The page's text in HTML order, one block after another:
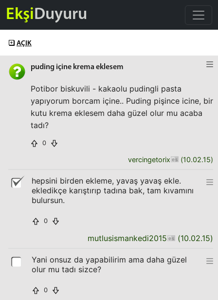
EkşiDuyuru
AÇIK
puding içine krema eklesem
Potibor biskuvili - kakaolu pudingli pasta
yapıyorum borcam içine.. Puding pişince icine, bir
kutu krema eklesem daha güzel olur mu acaba
tadı?
0
vercingetorix (10.02.15)
hepsini birden ekleme, yavaş yavaş ekle.
ekledikçe karıştırıp tadına bak, tam kıvamını
bulursun.
0
mutlusismankedi2015 (10.02.15)
Yani onsuz da yapabilirim ama daha güzel
olur mu tadı sizce?
0